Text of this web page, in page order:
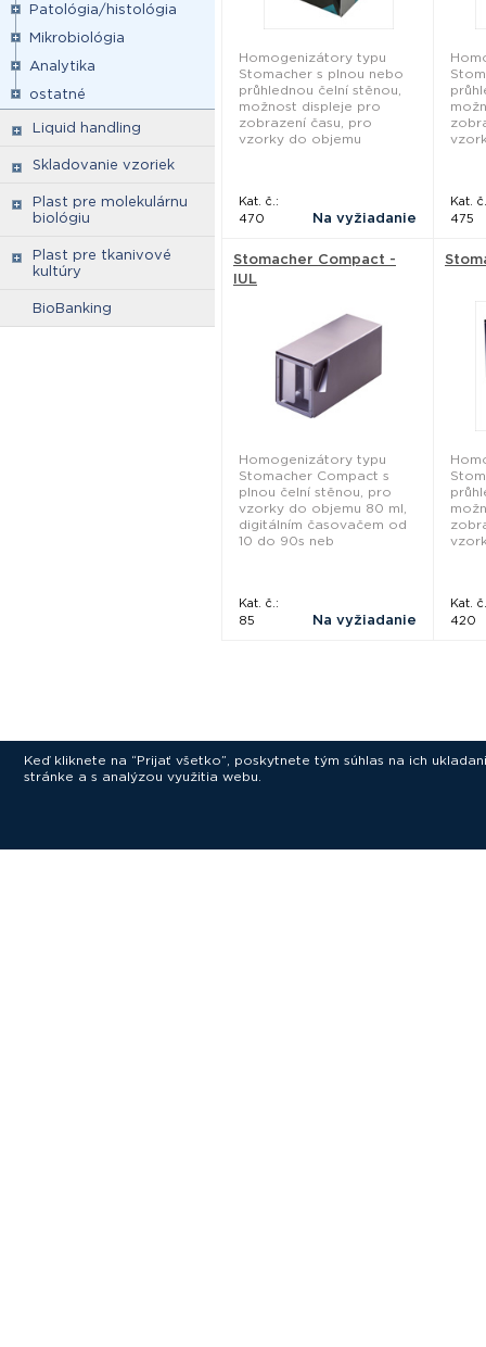
Patológia/histológia
Mikrobiológia
Analytika
ostatné
Liquid handling
Skladovanie vzoriek
Plast pre molekulárnu
biológiu
Plast pre tkanivové
kultúry
BioBanking
Homogenizátory typu
Stomacher s plnou nebo
průhlednou čelní stěnou,
možnost displeje pro
zobrazení času, pro
vzorky do objemu
Kat. č.:
470
Na vyžiadanie
Kat.
475
Stomacher Compact -
IUL
Homogenizátory typu
Stomacher Compact s
plnou čelní stěnou, pro
vzorky do objemu 80 ml,
digitálním časovačem od
10 do 90s neb
Kat. č.:
85
Na vyžiadanie
Kat.
420
Keď kliknete na “Prijať všetko”, poskytnete tým súhlas na ich
stránke a s analýzou využitia webu.